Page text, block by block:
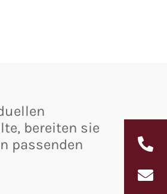
bereiten sie
passenden